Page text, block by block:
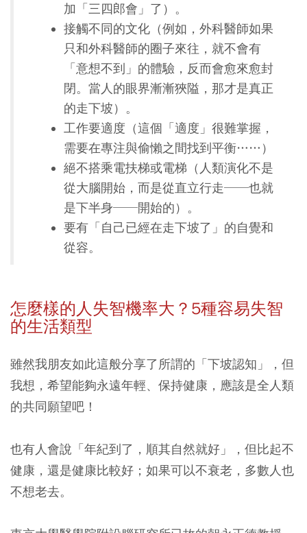
加「三四郎會」了）。
接觸不同的文化（例如，外科醫師如果
只和外科醫師的圈子來往，就不會有
「意想不到」的體驗，反而會愈來愈封
閉。當人的眼界漸漸狹隘，那才是真正
的走下坡）。
工作要適度（這個「適度」很難掌握，
需要在專注與偷懶之間找到平衡……）
絕不搭乘電扶梯或電梯（人類演化不是
從大腦開始，而是從直立行走──也就
是下半身──開始的）。
要有「自己已經在走下坡了」的自覺和
從容。
怎麼樣的人失智機率大？5種容易失智
的生活類型
雖然我朋友如此這般分享了所謂的「下坡認知」，但
我想，希望能夠永遠年輕、保持健康，應該是全人類
的共同願望吧！
也有人會說「年紀到了，順其自然就好」，但比起不
健康，還是健康比較好；如果可以不衰老，多數人也
不想老去。